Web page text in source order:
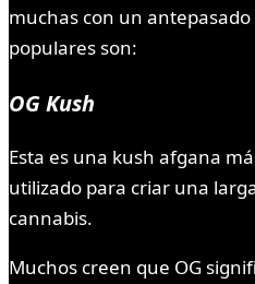
muchas con un
populares son:
OG Kush
Esta es una kush afgana
utilizado para criar una
cannabis.
Muchos creen que OG